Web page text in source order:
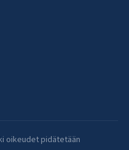
oikeudet pidätetään